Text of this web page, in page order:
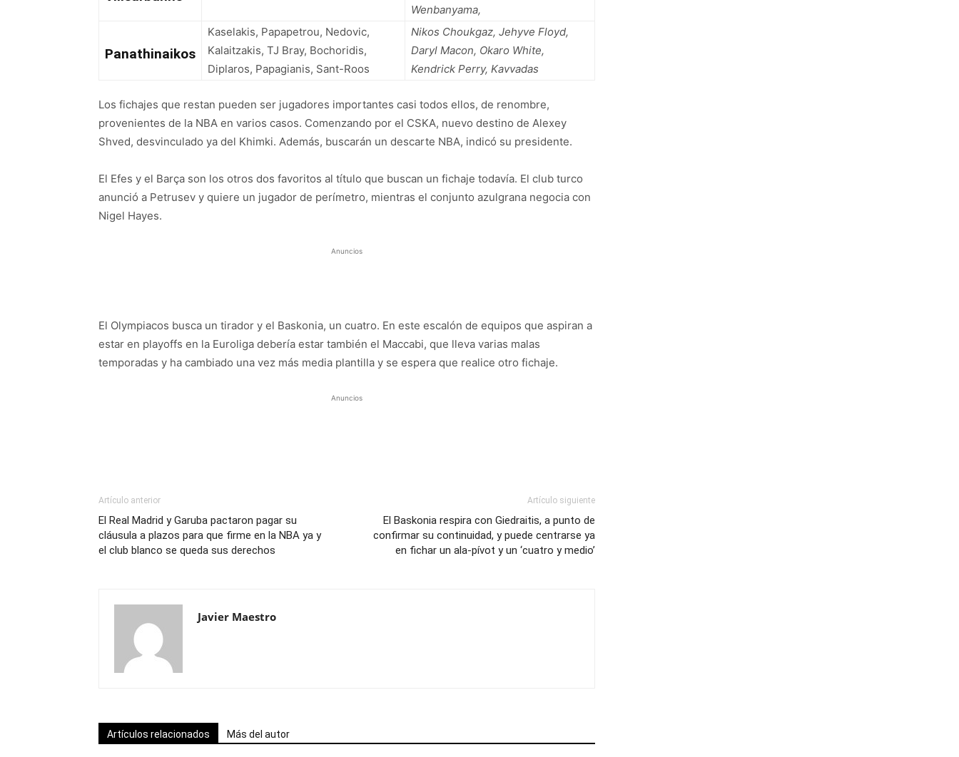
Wenbanyama,
Panathinaikos
Kaselakis, Papapetrou, Nedovic,
Kalaitzakis, TJ Bray, Bochoridis,
Diplaros, Papagianis, Sant-Roos
Nikos Choukgaz, Jehyve Floyd,
Daryl Macon, Okaro White,
Kendrick Perry, Kavvadas
Los fichajes que restan pueden ser jugadores importantes casi todos ellos, de renombre,
provenientes de la NBA en varios casos. Comenzando por el CSKA, nuevo destino de Alexey
Shved, desvinculado ya del Khimki. Además, buscarán un descarte NBA, indicó su presidente.
El Efes y el Barça son los otros dos favoritos al título que buscan un fichaje todavía. El club turco
anunció a Petrusev y quiere un jugador de perímetro, mientras el conjunto azulgrana negocia con
Nigel Hayes.
Anuncios
El Olympiacos busca un tirador y el Baskonia, un cuatro. En este escalón de equipos que aspiran a
estar en playoffs en la Euroliga debería estar también el Maccabi, que lleva varias malas
temporadas y ha cambiado una vez más media plantilla y se espera que realice otro fichaje.
Anuncios
Artículo anterior
El Real Madrid y Garuba pactaron pagar su
cláusula a plazos para que firme en la NBA ya y
el club blanco se queda sus derechos
Artículo siguiente
El Baskonia respira con Giedraitis, a punto de
confirmar su continuidad, y puede centrarse ya
en fichar un ala-pívot y un ‘cuatro y medio’
Javier Maestro
Artículos relacionados Más del autor